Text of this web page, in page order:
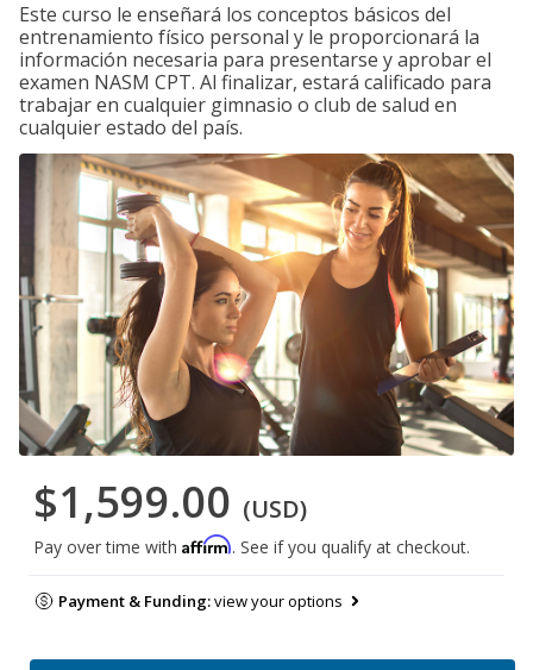
Este curso le enseñará los conceptos básicos del
entrenamiento físico personal y le proporcionará la
información necesaria para presentarse y aprobar el
examen NASM CPT. Al finalizar, estará calificado para
trabajar en cualquier gimnasio o club de salud en
cualquier estado del país.
$1,599.00 (USD)
Pay over time with Affirm. See if you qualify at checkout.
Payment & Funding:view your options